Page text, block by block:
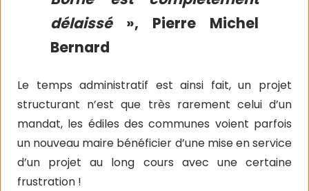
délaissé », Pierre Michel
Bernard
Le temps administratif est ainsi fait, un projet
structurant n’est que très rarement celui d’un
mandat, les édiles des communes voient parfois
un nouveau maire bénéficier d’une mise en service
d’un projet au long cours avec une certaine
frustration !